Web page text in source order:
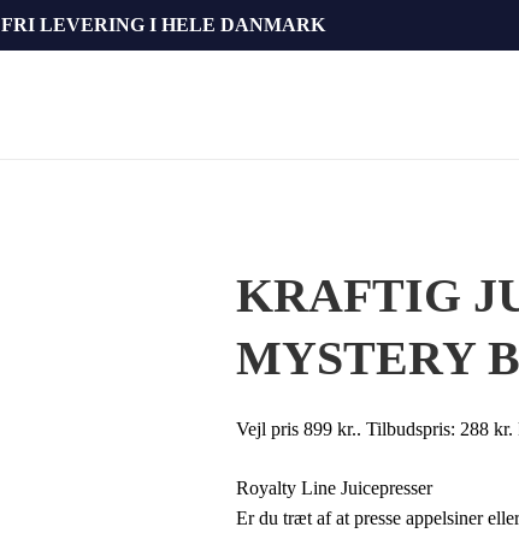
FRI LEVERING I HELE DANMARK
KRAFTIG
MYSTERY
Vejl pris 899 kr.. Tilbudspris: 288
Royalty Line Juicepresser
Er du træt af at presse appelsiner